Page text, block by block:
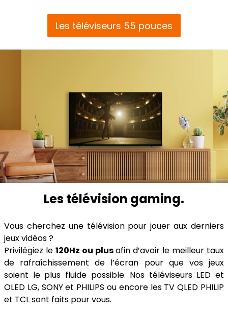
Les téléviseurs 55 pouces
Les télévision gaming.
Vous cherchez une télévision pour jouer aux derniers
jeux vidéos ?
Privilégiez le 120Hz ou plusafin d’avoir le meilleur taux
de rafraîchissement de l’écran pour que vos jeux
soient le plus fluide possible. Nos téléviseurs LED et
OLED LG, SONY et PHILIPS ou encore les TV QLED PHILIP
et TCL sont faits pour vous.